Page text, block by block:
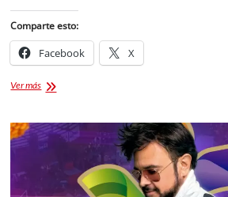
Comparte esto:
Facebook X
Ver másMaría
la
Feria
2025